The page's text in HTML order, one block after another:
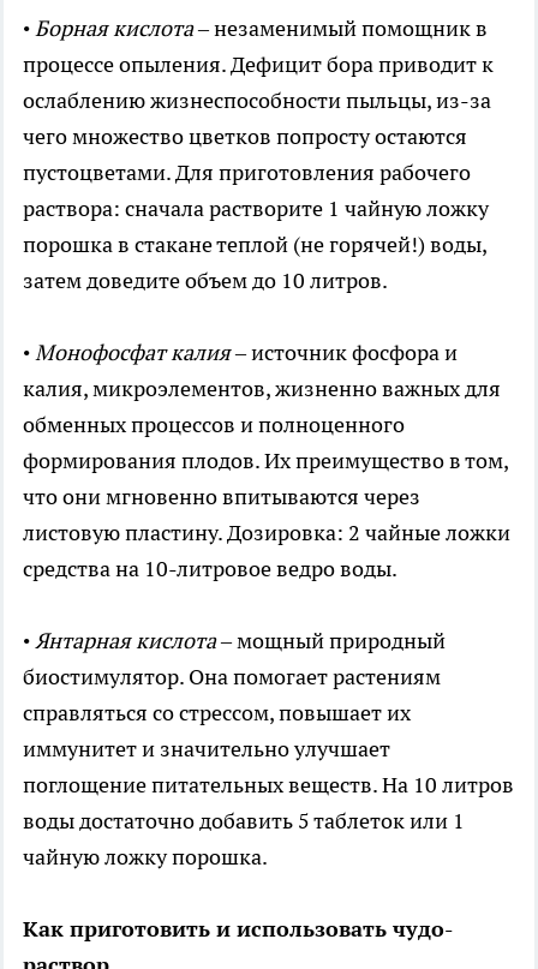
•Борная кислота– незаменимый помощник в
процессе опыления. Дефицит бора приводит к
ослаблению жизнеспособности пыльцы, из-за
чего множество цветков попросту остаются
пустоцветами. Для приготовления рабочего
раствора: сначала растворите 1 чайную ложку
порошка в стакане теплой (не горячей!) воды,
затем доведите объем до 10 литров.
•Монофосфат калия– источник фосфора и
калия, микроэлементов, жизненно важных для
обменных процессов и полноценного
формирования плодов. Их преимущество в том,
что они мгновенно впитываются через
листовую пластину. Дозировка: 2 чайные ложки
средства на 10-литровое ведро воды.
•Янтарная кислота– мощный природный
биостимулятор. Она помогает растениям
справляться со стрессом, повышает их
иммунитет и значительно улучшает
поглощение питательных веществ. На 10 литров
воды достаточно добавить 5 таблеток или 1
чайную ложку порошка.
Как приготовить и использовать чудо-